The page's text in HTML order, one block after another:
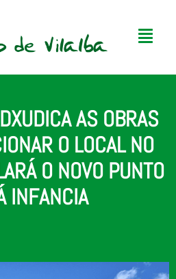
AS OBRAS
O LOCAL NO
O NOVO PUNTO
INFANCIA